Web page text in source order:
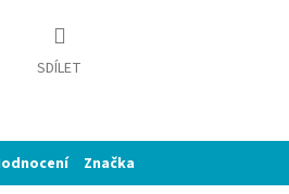
SDÍLET
Značka